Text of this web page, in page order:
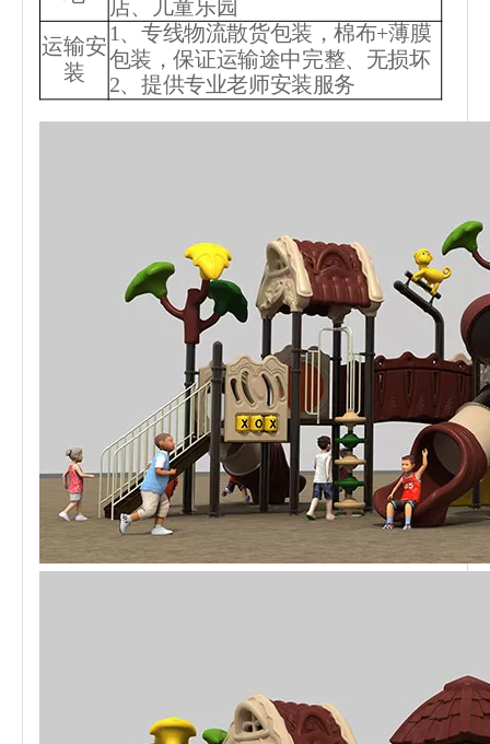
店、儿童乐园
运输安
装
1、专线物流散货包装，棉布+薄膜
包装，保证运输途中完整、无损坏
2、提供专业老师安装服务